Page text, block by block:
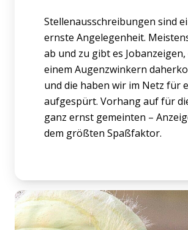
Stellenausschreibungen sind
ernste Angelegenheit.
ab und zu gibt es
einem Augenzwinkern
und die haben wir im Netz für
aufgespürt. Vorhang auf für
ganz ernst gemeinten –
dem größten Spaßfaktor.